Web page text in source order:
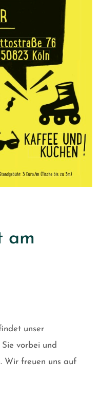
am
unser
vorbei und
Wir freuen uns auf